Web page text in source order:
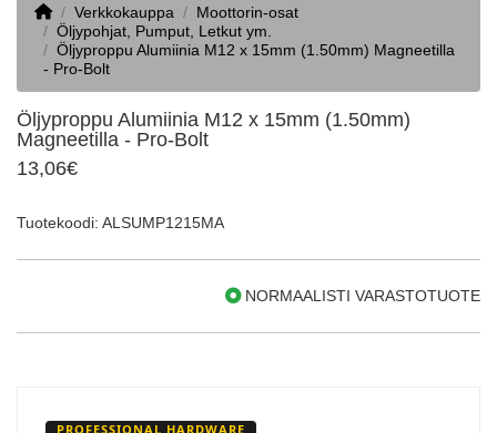
HomeVerkkokauppa
Moottorin-osat
Öljypohjat, Pumput, Letkut ym.
Öljyproppu Alumiinia M12 x 15mm (1.50mm) Magneetilla
- Pro-Bolt
Öljyproppu Alumiinia M12 x 15mm (1.50mm)
Magneetilla - Pro-Bolt
13,06€
Tuotekoodi: ALSUMP1215MA
NORMAALISTI VARASTOTUOTE
PROFESSIONAL HARDWARE